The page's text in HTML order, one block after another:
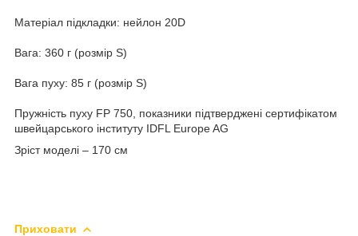
Матеріал підкладки: нейлон 20D
Вага: 360 г (розмір S)
Вага пуху: 85 г (розмір S)
Пружність пуху FP 750, показники підтверджені сертифікатом
швейцарського інституту IDFL Europe AG
Зріст моделі – 170 см
Приховати